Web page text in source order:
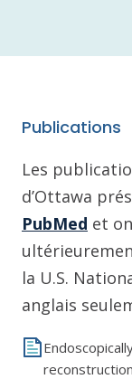
Publications
Les
d’Ottawa
PubMed et
la U.S.
anglais